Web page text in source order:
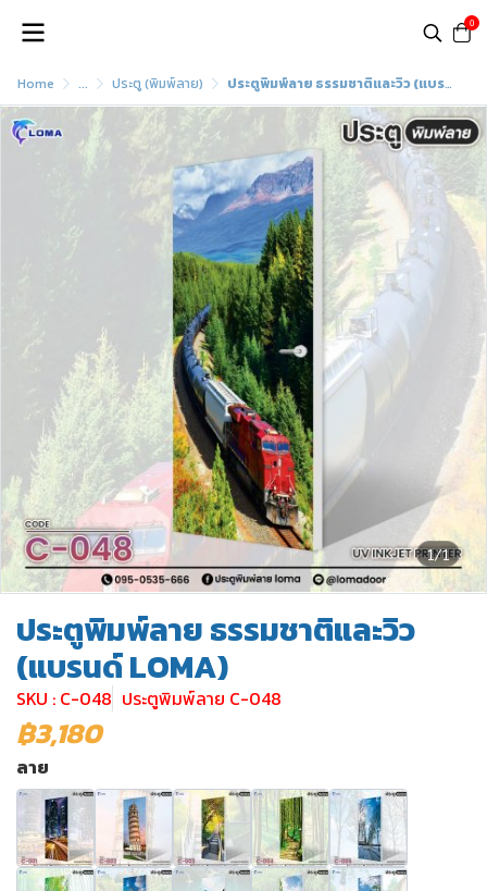
0
Home ... ประตู (พิมพ์ลาย) ประตูพิมพ์ลาย ธรรมชาติและวิว (แบรนด์ LOMA)
1/1
ประตูพิมพ์ลาย ธรรมชาติและวิว
(แบรนด์ LOMA)
SKU : C-048 ประตูพิมพ์ลาย C-048
฿3,180
ลาย